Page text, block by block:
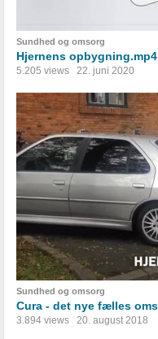
Sundhed og omsorg
Hjernens opbygning.mp4
5.205 views 22. juni 2020
Sundhed og omsorg
Cura - det nye fælles
3.894 views 20. august 2018